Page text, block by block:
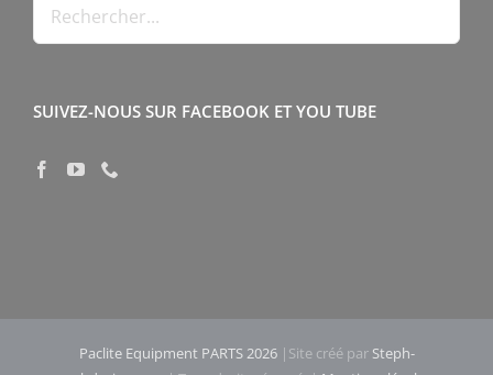
SUIVEZ-NOUS SUR FACEBOOK ET YOU TUBE
Paclite Equipment PARTS 2026|Site créé par Steph-